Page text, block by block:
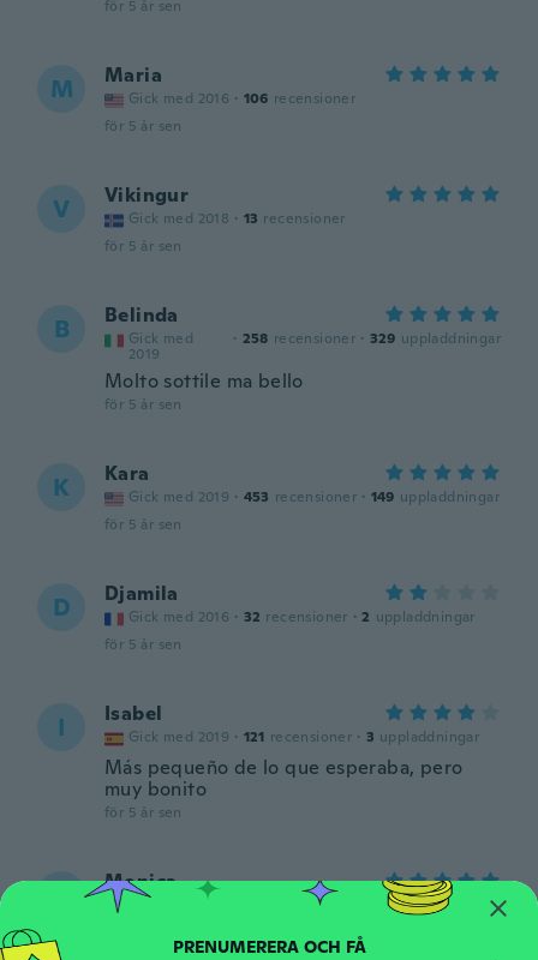
för 5 år sen
M Maria
Gick med 2016 · 106 recensioner
för 5 år sen
V Vikingur
Gick med 2018 · 13 recensioner
för 5 år sen
B Belinda
Gick med
2019
· 258 recensioner · 329 uppladdningar
Molto sottile ma bello
för 5 år sen
K Kara
Gick med 2019 · 453 recensioner · 149 uppladdningar
för 5 år sen
D Djamila
Gick med 2016 · 32 recensioner · 2 uppladdningar
för 5 år sen
I Isabel
Gick med 2019 · 121 recensioner · 3 uppladdningar
Más pequeño de lo que esperaba, pero
muy bonito
för 5 år sen
Monica
recensioner
uppladdningar
PRENUMERERA OCH FÅ